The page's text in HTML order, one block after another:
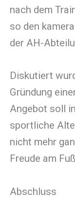
nach dem
so den
der AH-
Diskutiert
Gründung
Angebot soll
sportliche
nicht mehr
Freude am
Abschluss